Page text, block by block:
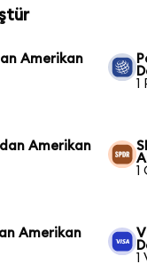
Amerikan
1
Amerikan
1
Amerikan
1